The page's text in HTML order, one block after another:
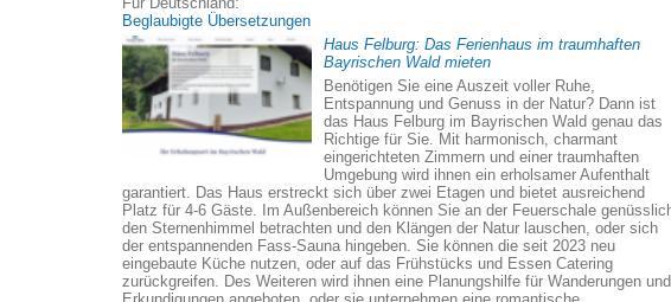
Beglaubigte Übersetzungen
Haus Felburg: Das Ferienhaus im traumhaften
Bayrischen Wald mieten
Benötigen Sie eine Auszeit voller Ruhe,
Entspannung und Genuss in der Natur? Dann ist
das Haus Felburg im Bayrischen Wald genau das
Richtige für Sie. Mit harmonisch, charmant
eingerichteten Zimmern und einer traumhaften
Umgebung wird ihnen ein erholsamer Aufenthalt
garantiert. Das Haus erstreckt sich über zwei Etagen und bietet ausreichend
Platz für 4-6 Gäste. Im Außenbereich können Sie an der Feuerschale
den Sternenhimmel betrachten und den Klängen der Natur lauschen, oder sich
der entspannenden Fass-Sauna hingeben. Sie können die seit 2023 neu
eingebaute Küche nutzen, oder auf das Frühstücks und Essen Catering
zurückgreifen. Des Weiteren wird ihnen eine Planungshilfe für Wanderungen und